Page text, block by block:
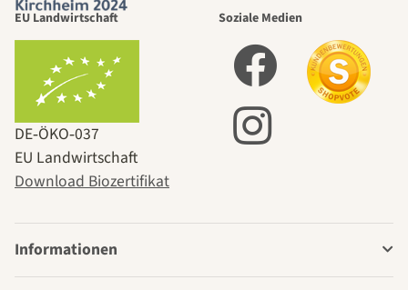
EU Landwirtschaft
DE‑ÖKO‑037
EU Landwirtschaft
Download Biozertifikat
Soziale Medien
Informationen